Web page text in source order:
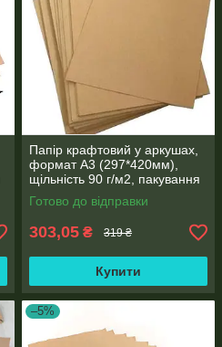
Папір крафтовий у аркушах,
формат А3 (297*420мм),
щільність 90 г/м2, пакування
250 аркушів
Готово до відправки
303,05 ₴ 319 ₴
Купити
–5%